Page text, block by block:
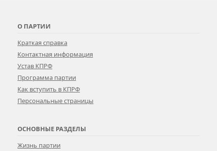
О ПАРТИИ
Краткая справка
Контактная информация
Устав КПРФ
Программа партии
Как вступить в КПРФ
Персональные страницы
ОСНОВНЫЕ РАЗДЕЛЫ
Жизнь партии